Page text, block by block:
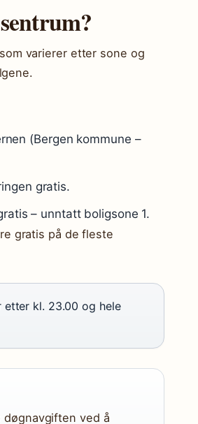
varierer etter sone og
(Bergen kommune –
gratis.
– unntatt boligsone 1.
gratis på de fleste
etter kl. 23.00 og hele
døgnavgiften ved å